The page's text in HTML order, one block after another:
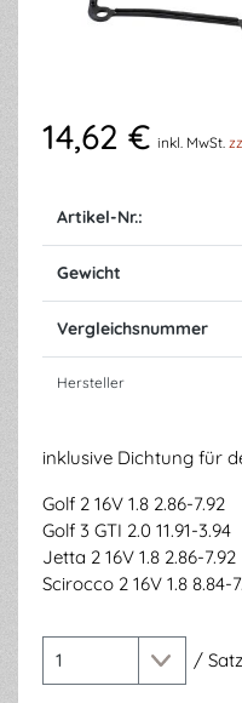
14,62 € inkl. MwSt.
Artikel-Nr.:
Gewicht
Vergleichsnummer
Hersteller
inklusive Dichtung für
Golf 2 16V 1.8 2.86-7.92
Golf 3 GTI 2.0 11.91-3.94
Jetta 2 16V 1.8 2.86-7.92
Scirocco 2 16V 1.8 8.84-
/ Satz